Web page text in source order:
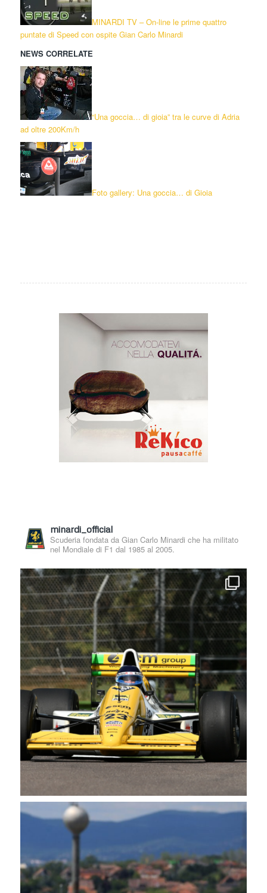
MINARDI TV – On-line le prime quattro
puntate di Speed con ospite Gian Carlo Minardi
NEWS CORRELATE
“Una goccia… di gioia” tra le curve di Adria
ad oltre 200Km/h
Foto gallery: Una goccia… di Gioia
minardi_official
Scuderia fondata da Gian Carlo Minardi che ha militato
nel Mondiale di F1 dal 1985 al 2005.